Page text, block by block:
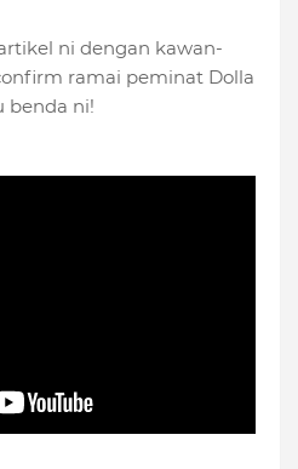
ni dengan kawan-
ramai peminat Dolla
benda ni!